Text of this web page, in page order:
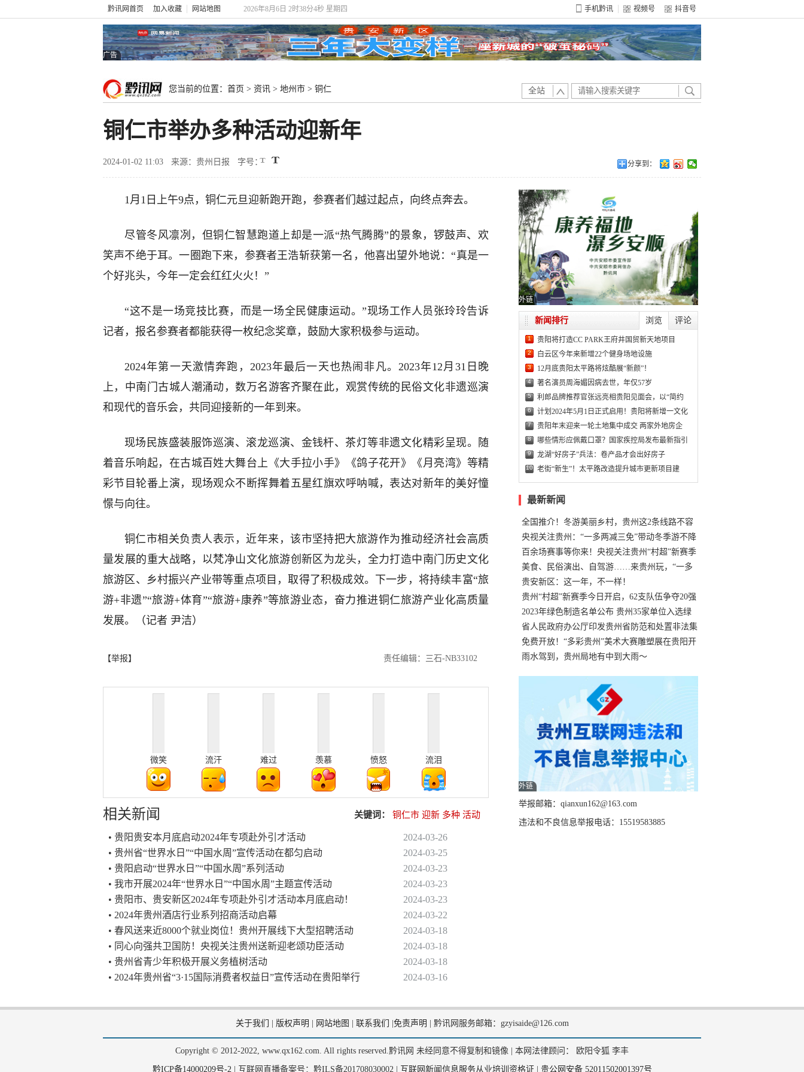
黔讯网首页 加入收藏 网站地图 2026年8月6日 2时38分5秒 星期四 手机黔讯 视频号 抖音号
广告
您当前的位置： 首页 > 资讯 > 地州市 > 铜仁 全站
铜仁市举办多种活动迎新年
2024-01-02 11:03 来源：贵州日报 字号： 分享到：
1月1日上午9点，铜仁元旦迎新跑开跑，参赛者们越过起点，向终点奔去。
尽管冬风凛冽，但铜仁智慧跑道上却是一派“热气腾腾”的景象，锣鼓声、欢
笑声不绝于耳。一圈跑下来，参赛者王浩斩获第一名，他喜出望外地说：“真是一
个好兆头，今年一定会红红火火！”
“这不是一场竞技比赛，而是一场全民健康运动。”现场工作人员张玲玲告诉
记者，报名参赛者都能获得一枚纪念奖章，鼓励大家积极参与运动。
2024年第一天激情奔跑，2023年最后一天也热闹非凡。2023年12月31日晚
上，中南门古城人潮涌动，数万名游客齐聚在此，观赏传统的民俗文化非遗巡演
和现代的音乐会，共同迎接新的一年到来。
现场民族盛装服饰巡演、滚龙巡演、金钱杆、茶灯等非遗文化精彩呈现。随
着音乐响起，在古城百姓大舞台上《大手拉小手》《鸽子花开》《月亮湾》等精
彩节目轮番上演，现场观众不断挥舞着五星红旗欢呼呐喊，表达对新年的美好憧
憬与向往。
铜仁市相关负责人表示，近年来，该市坚持把大旅游作为推动经济社会高质
量发展的重大战略，以梵净山文化旅游创新区为龙头，全力打造中南门历史文化
旅游区、乡村振兴产业带等重点项目，取得了积极成效。下一步，将持续丰富“旅
游+非遗”“旅游+体育”“旅游+康养”等旅游业态，奋力推进铜仁旅游产业化高质量
发展。（记者 尹洁）
【举报】 责任编辑：三石-NB33102
微笑 流汗 难过 羡慕 愤怒 流泪
相关新闻 关键词： 铜仁市 迎新 多种 活动
• 贵阳贵安本月底启动2024年专项赴外引才活动
2024-03-26
• 贵州省“世界水日”“中国水周”宣传活动在都匀启动
2024-03-25
• 贵阳启动“世界水日”“中国水周”系列活动
2024-03-23
• 我市开展2024年“世界水日”“中国水周”主题宣传活动
2024-03-23
• 贵阳市、贵安新区2024年专项赴外引才活动本月底启动！
2024-03-23
• 2024年贵州酒店行业系列招商活动启幕
2024-03-22
• 春风送来近8000个就业岗位！贵州开展线下大型招聘活动
2024-03-18
• 同心向强共卫国防！央视关注贵州送新迎老颂功臣活动
2024-03-18
• 贵州省青少年积极开展义务植树活动
2024-03-18
• 2024年贵州省“3·15国际消费者权益日”宣传活动在贵阳举行
2024-03-16
外链
浏览 评论
新闻排行
1 贵阳将打造CC PARK王府井国贸新天地项目
2 白云区今年来新增22个健身场地设施
3 12月底贵阳太平路将炫酷展“新颜”！
4 著名演员周海媚因病去世，年仅57岁
5 利郎品牌推荐官张远亮相贵阳见面会，以“简约
6 计划2024年5月1日正式启用！贵阳将新增一文化
7 贵阳年末迎来一轮土地集中成交 两家外地房企
8 哪些情形应佩戴口罩？国家疾控局发布最新指引
9 龙湖“好房子”兵法：卷产品才会出好房子
10 老街“新生”！太平路改造提升城市更新项目建
最新新闻
全国推介！冬游美丽乡村，贵州这2条线路不容
错过
央视关注贵州：“一多两减三免”带动冬季游不降
温
百余场赛事等你来！央视关注贵州“村超”新赛季
正式“打响”
美食、民俗演出、自驾游……来贵州玩，“一多
两减三免”！
贵安新区：这一年，不一样！
贵州“村超”新赛季今日开启，62支队伍争夺20强
名额
2023年绿色制造名单公布 贵州35家单位入选绿
色工厂
省人民政府办公厅印发贵州省防范和处置非法集
资工作实施细则
免费开放！“多彩贵州”美术大赛雕塑展在贵阳开
展，持续至1月19日
雨水驾到，贵州局地有中到大雨～
外链
举报邮箱：qianxun162@163.com
违法和不良信息举报电话：15519583885
关于我们 版权声明 网站地图 联系我们 免责声明 黔讯网服务邮箱：gzyisaide@126.com
Copyright © 2012-2022, www.qx162.com. All rights reserved.黔讯网 未经同意不得复制和镜像 | 本网法律顾问： 欧阳令狐 李丰
黔ICP备14000209号-2| 互联网直播备案号：黔ILS备201708030002 | 互联网新闻信息服务从业培训资格证 贵公网安备 52011502001397号